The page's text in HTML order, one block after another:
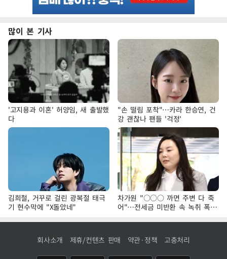
많이 본 기사
'고지용과 이혼' 허양임, 새 출발했
다
"손 떨림 포착"…카라 한승연, 건
강 괜찮나 팬들 '걱정'
김희철, 거꾸로 걸린 광복절 태극
기 현수막에 "X돌았네"
차가원 "○○○ 까면 주변 다 죽
어"…전세금 미반환 속 녹취 폭로
파장
회사소개 제휴/컨텐츠 판매 약관·정책 고충처리